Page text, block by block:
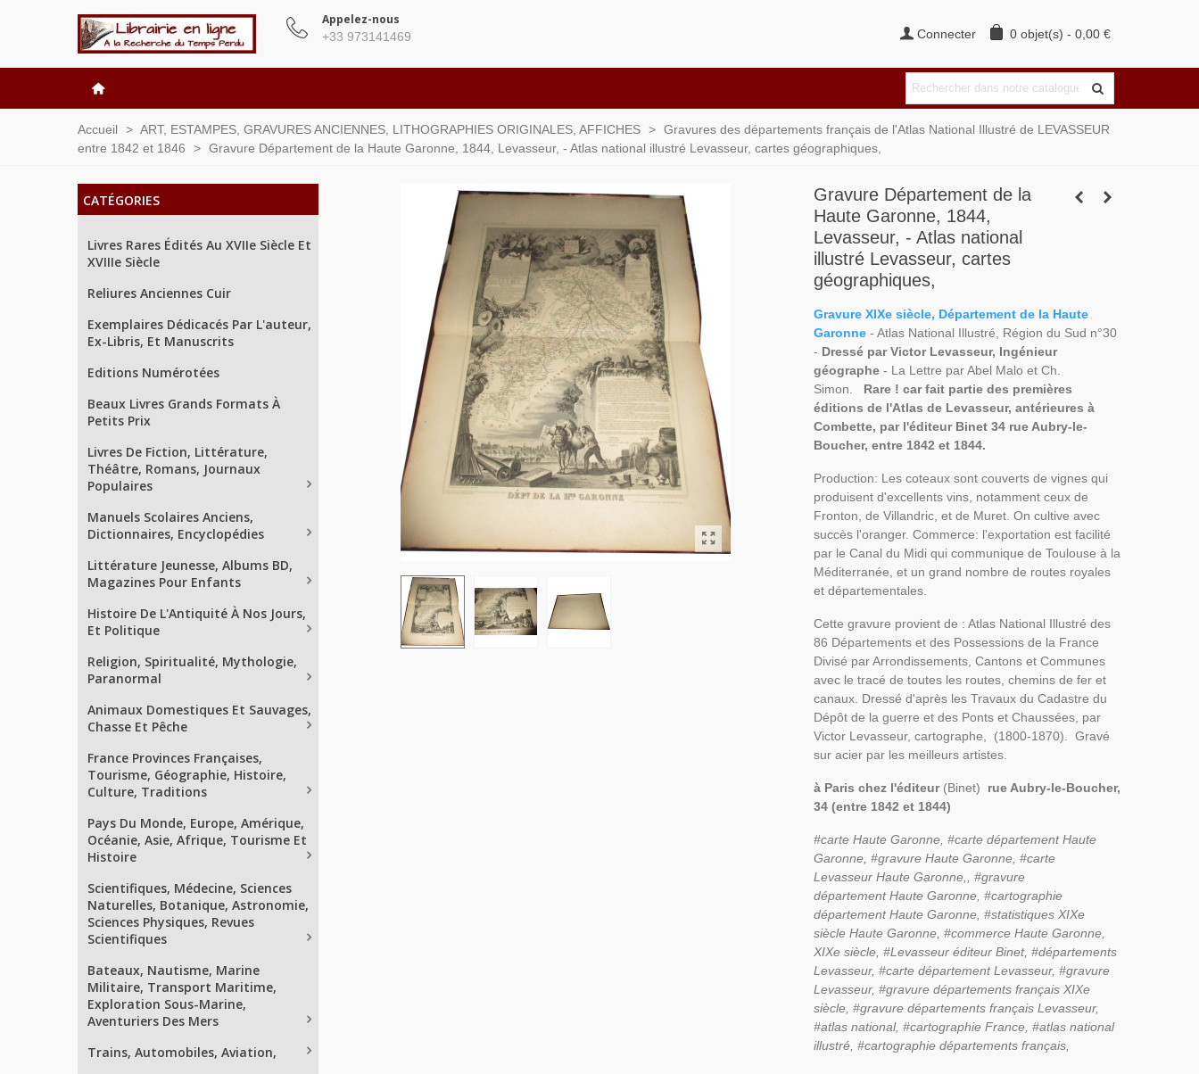
Appelez-nous
+33 973141469 Connecter 0 objet(s) - 0,00 €
Accueil > ART, ESTAMPES, GRAVURES ANCIENNES, LITHOGRAPHIES ORIGINALES, AFFICHES > Gravures des départements français de l'Atlas National Illustré de LEVASSEUR
entre 1842 et 1846
> Gravure Département de la Haute Garonne, 1844, Levasseur, - Atlas national illustré Levasseur, cartes géographiques,
CATÉGORIES
Livres Rares Édités Au XVIIe Siècle Et
XVIIIe Siècle
Reliures Anciennes Cuir
Exemplaires Dédicacés Par L'auteur,
Ex-Libris, Et Manuscrits
Editions Numérotées
Beaux Livres Grands Formats À
Petits Prix
Livres De Fiction, Littérature,
Théâtre, Romans, Journaux
Populaires
Manuels Scolaires Anciens,
Dictionnaires, Encyclopédies
Littérature Jeunesse, Albums BD,
Magazines Pour Enfants
Histoire De L'Antiquité À Nos Jours,
Et Politique
Religion, Spiritualité, Mythologie,
Paranormal
Animaux Domestiques Et Sauvages,
Chasse Et Pêche
France Provinces Françaises,
Tourisme, Géographie, Histoire,
Culture, Traditions
Pays Du Monde, Europe, Amérique,
Océanie, Asie, Afrique, Tourisme Et
Histoire
Scientifiques, Médecine, Sciences
Naturelles, Botanique, Astronomie,
Sciences Physiques, Revues
Scientifiques
Bateaux, Nautisme, Marine
Militaire, Transport Maritime,
Exploration Sous-Marine,
Aventuriers Des Mers
Trains, Automobiles, Aviation,
Gravure Département de la
Haute Garonne, 1844,
Levasseur, - Atlas national
illustré Levasseur, cartes
géographiques,
Gravure XIXe siècle, Département de la Haute
Garonne - Atlas National Illustré, Région du Sud n°30
- Dressé par Victor Levasseur, Ingénieur
géographe- La Lettre par Abel Malo et Ch.
Simon.
Rare ! car fait partie des premières
éditions de l'Atlas de Levasseur, antérieures à
Combette, par l'éditeur Binet 34 rue Aubry-le-
Boucher, entre 1842 et 1844.
Production: Les coteaux sont couverts de vignes qui
produisent d'excellents vins, notamment ceux de
Fronton, de Villandric, et de Muret. On cultive avec
succès l'oranger. Commerce: l'exportation est facilité
par le Canal du Midi qui communique de Toulouse à la
Méditerranée, et un grand nombre de routes royales
et départementales.
Cette gravure provient de : Atlas National Illustré des
86 Départements et des Possessions de la France
Divisé par Arrondissements, Cantons et Communes
avec le tracé de toutes les routes, chemins de fer et
canaux. Dressé d'après les Travaux du Cadastre du
Dépôt de la guerre et des Ponts et Chaussées, par
Victor Levasseur, cartographe, (1800-1870). Gravé
sur acier par les meilleurs artistes.
à Paris chez l'éditeur (Binet)
rue Aubry-le-Boucher,
34 (entre 1842 et 1844)
#carte Haute Garonne, #carte départementHaute
Garonne, #gravure Haute Garonne, #carte
Levasseur Haute Garonne,
#gravure
départementHaute Garonne, #cartographie
départementHaute Garonne, #statistiques XIXe
siècle Haute Garonne, #commerce Haute Garonne,
XIXe siècle, #Levasseur éditeur Binet, #départements
Levasseur, #carte département Levasseur, #gravure
Levasseur, #gravure départements français XIXe
siècle, #gravure départements français Levasseur,
#atlas national, #cartographie France, #atlas national
illustré, #cartographie départements français,